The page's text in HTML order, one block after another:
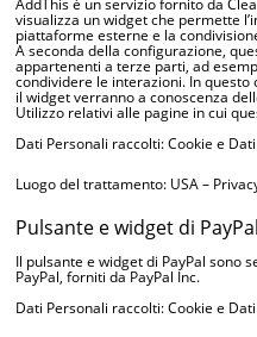
AddThis è un servizio fornito da
visualizza un widget che permette
piattaforme esterne e la
A seconda della configurazione,
appartenenti a terze parti, ad
condividere le interazioni. In
il widget verranno a conoscenza
Utilizzo relativi alle pagine in cui
Dati Personali raccolti: Cookie e
Luogo del trattamento: USA –
Pulsante e widget di
Il pulsante e widget di PayPal sono
PayPal, forniti da PayPal Inc.
Dati Personali raccolti: Cookie e